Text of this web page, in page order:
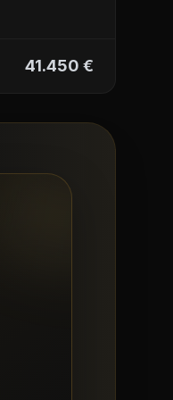
41.450 €